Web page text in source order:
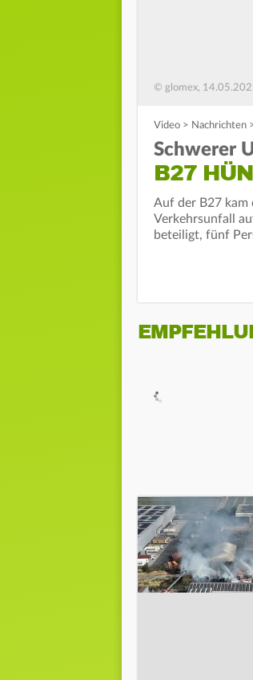
© glomex,
Video > Nachrichten
Schwerer
B27
Auf der B27 kam
Verkehrsunfall
beteiligt, fünf